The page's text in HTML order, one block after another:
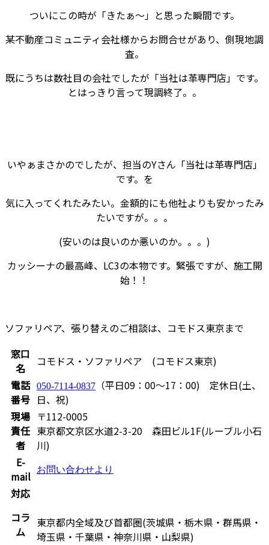
ついにこの時が「きたぁ～」と思った瞬間です。
某不動産コミュニティ会社様からお問合せがあり、側現地調
査。
既にうちは数社目の会社でしたが「当社は革専門店」です。
とはっきり言って現調終了。。
いやぁまさかのでしたが、担当のYさん「当社は革専門店」
です。を
気に入ってくれたみたい。金額的にも他社よりも安かったみ
たいですが。。。
(安いのは良いのか悪いのか。。。)
カッシーナの最高峰、LC3の本物です。緊張ですが、施工開
始！！
ソファリペア、張り替えのご相談は、コモドス東京まで
窓口
名
コモドス・ソファリペア (コモドス東京)
電話
番号
050-7114-0837
（平日09：00～17：00) 定休日(土、
日、祝)
現場
責任
者
〒112-0005
東京都文京区水道2-3-20 森田ビル1F(ルーブル小石
川)
E-
mail
お問い合わせより
対応
コラ
ム
東京都内全域及び首都圏(茨城県・栃木県・群馬県・
埼玉県・千葉県・神奈川県・山梨県)